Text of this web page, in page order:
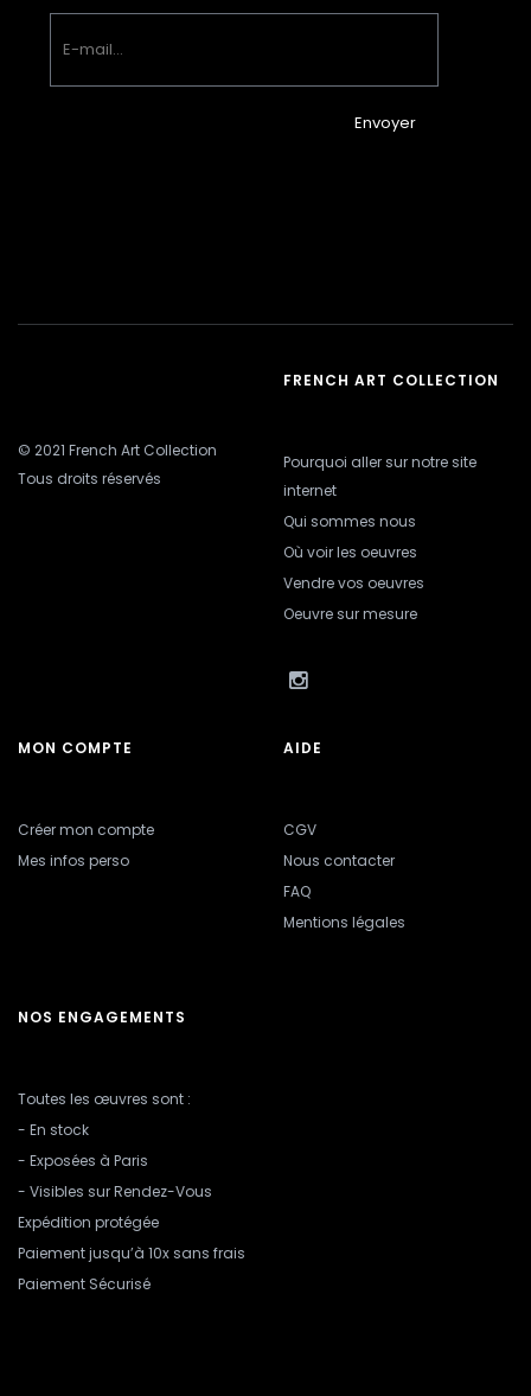
Envoyer
© 2021 French Art Collection
Tous droits réservés
FRENCH ART COLLECTION
Pourquoi aller sur notre site
internet
Qui sommes nous
Où voir les oeuvres
Vendre vos oeuvres
Oeuvre sur mesure
MON COMPTE
Créer mon compte
Mes infos perso
AIDE
CGV
Nous contacter
FAQ
Mentions légales
NOS ENGAGEMENTS
Toutes les œuvres sont :
- En stock
- Exposées à Paris
- Visibles sur Rendez-Vous
Expédition protégée
Paiement jusqu’à 10x sans frais
Paiement Sécurisé